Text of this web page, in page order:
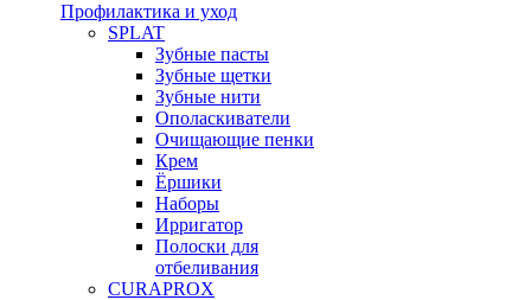
Профилактика и уход
SPLAT
Зубные пасты
Зубные щетки
Зубные нити
Ополаскиватели
Очищающие пенки
Крем
Ёршики
Наборы
Ирригатор
Полоски для
отбеливания
CURAPROX